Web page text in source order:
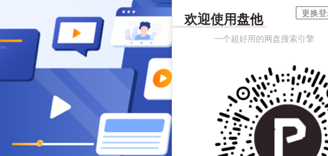
欢迎使用盘他
一个超好用的网盘搜索引擎